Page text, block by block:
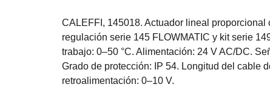
CALEFFI, 145018. Actuador lineal
regulación serie 145 FLOWMATIC y kit serie
trabajo: 0–50 °C. Alimentación: 24 V AC/DC.
Grado de protección: IP 54. Longitud del cable
retroalimentación: 0–10 V.